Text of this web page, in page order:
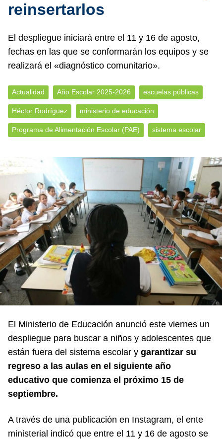
reinsertarlos
El despliegue iniciará entre el 11 y 16 de agosto,
fechas en las que se conformarán los equipos y se
realizará el «diagnóstico comunitario».
Actualidad Año Escolar 2025-2026 escuelas públicas
Héctor Rodríguez ministerio de educación
Programa de Alimentación Escolar (PAE) sistema escolar
El Ministerio de Educación anunció este viernes un
despliegue para buscar a niños y adolescentes que
están fuera del sistema escolar y garantizar su
regreso a las aulas en el siguiente año
educativo que comienza el próximo 15 de
septiembre.
A través de una publicación en Instagram, el ente
ministerial indicó que entre el 11 y 16 de agosto se